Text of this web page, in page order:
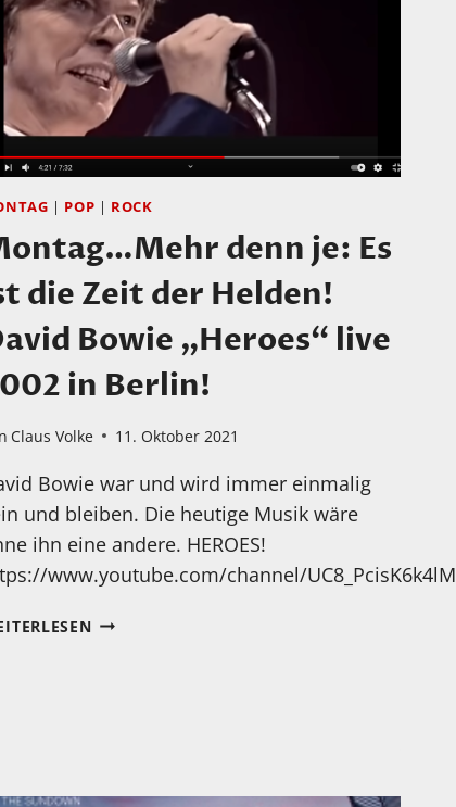
| POP | ROCK
denn je: Es
die Zeit der Helden!
Bowie „Heroes“ live
in Berlin!
Claus Volke 11. Oktober 2021
Bowie war und wird immer einmalig
und bleiben. Die heutige Musik wäre
ihn eine andere. HEROES!
www.youtube.com/channel/
MONTAG…
ZEIT